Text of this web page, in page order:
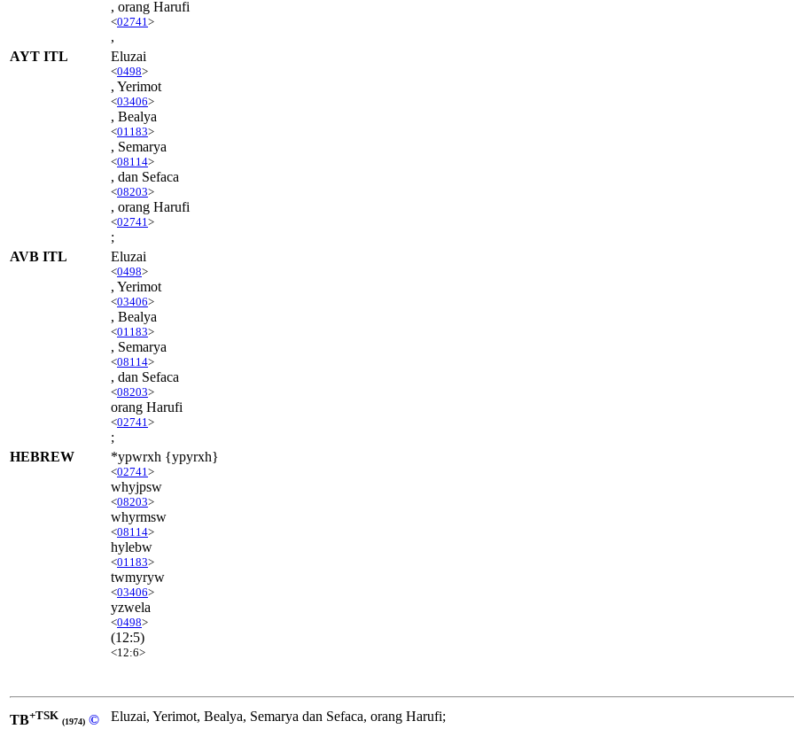
, orang Harufi
<02741 >
,
AYT ITL
Eluzai
<0498>
, Yerimot
<03406>
, Bealya
<01183>
, Semarya
<08114>
, dan Sefaca
<08203>
, orang Harufi
<02741 >
;
AVB ITL
Eluzai
<0498>
, Yerimot
<03406>
, Bealya
<01183>
, Semarya
<08114>
, dan Sefaca
<08203>
orang Harufi
<02741 >
;
HEBREW
*ypwrxh {ypyrxh}
<02741 >
whyjpsw
<08203>
whyrmsw
<08114>
hylebw
<01183>
twmyryw
<03406>
yzwela
<0498>
(12:5)
<12:6>
TB+TSK (1974) ©
Eluzai, Yerimot, Bealya, Semarya dan Sefaca, orang Harufi;